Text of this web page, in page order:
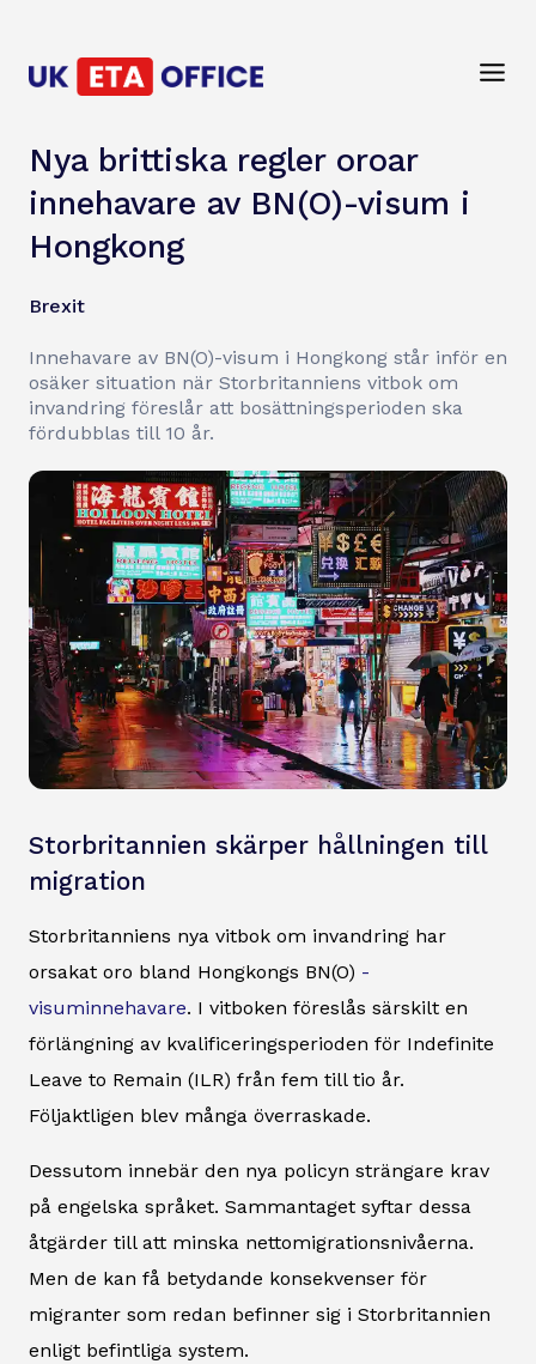
Nya brittiska regler oroar
innehavare av BN(O)-visum i
Hongkong
Brexit
Innehavare av BN(O)-visum i Hongkong står inför en
osäker situation när Storbritanniens vitbok om
invandring föreslår att bosättningsperioden ska
fördubblas till 10 år.
Storbritannien skärper hållningen till
migration
Storbritanniens nya vitbok om invandring har
orsakat oro bland Hongkongs BN(O) -
visuminnehavare. I vitboken föreslås särskilt en
förlängning av kvalificeringsperioden för Indefinite
Leave to Remain (ILR) från fem till tio år.
Följaktligen blev många överraskade.
Dessutom innebär den nya policyn strängare krav
på engelska språket. Sammantaget syftar dessa
åtgärder till att minska nettomigrationsnivåerna.
Men de kan få betydande konsekvenser för
migranter som redan befinner sig i Storbritannien
enligt befintliga system.